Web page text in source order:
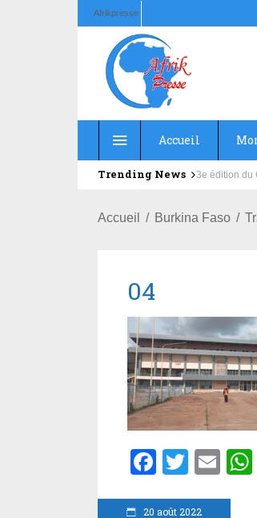
Afrikpresse
Accueil
Trending News Education :
Accueil Burkina Faso
20 août 2022
04